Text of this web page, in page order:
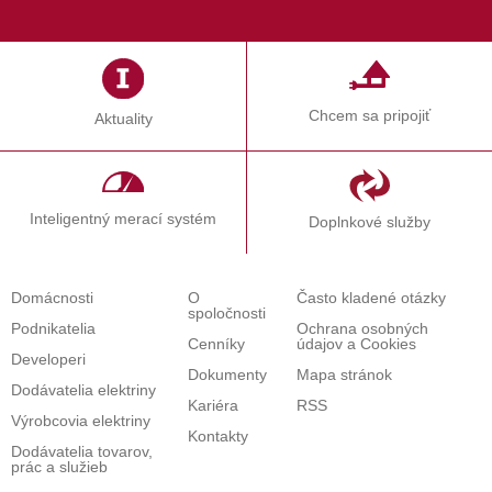
týkajúce sa súhlasu (dátum udelenia a identifikačné číslo
súhlasu).Zobrazia sa vám aj dve tlačidla Zrušiť súhlas a
Zmeniť súhlas, prostredníctvomktorých môžete zmeniť
cookiesmôžete
ODMIETNUŤ
Aktuality Chcem sa pripojiť
Inteligentný merací systém Doplnkové služby
Domácnosti
Podnikatelia
Developeri
Dodávatelia elektriny
Výrobcovia elektriny
Dodávatelia tovarov,
prác a služieb
O
spoločnosti
Cenníky
Dokumenty
Kariéra
Kontakty
Často kladené otázky
Ochrana osobných
údajov a Cookies
Mapa stránok
RSS